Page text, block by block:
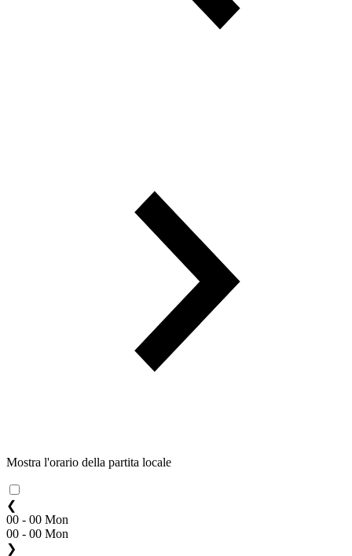
Mostra l'orario della partita locale
❮
00 - 00 Mon
00 - 00 Mon
❯